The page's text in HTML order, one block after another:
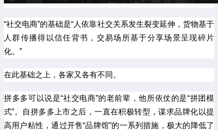
“社交电商”的基础是“人依靠社交关系发生裂变延伸，货物基于
人群传播得以信任背书，交易场所基于分享场景呈现碎片
化。”
在此基础之上，各家又各有不同。
拼多多可以说是“社交电商”的老前辈，他所依仗的是“拼团模
式”。自拼多多上市之后，一直在积极转型，谋求品牌化以提
高用户粘性，通过开售“品牌馆”的一系列措施，极大的降低了